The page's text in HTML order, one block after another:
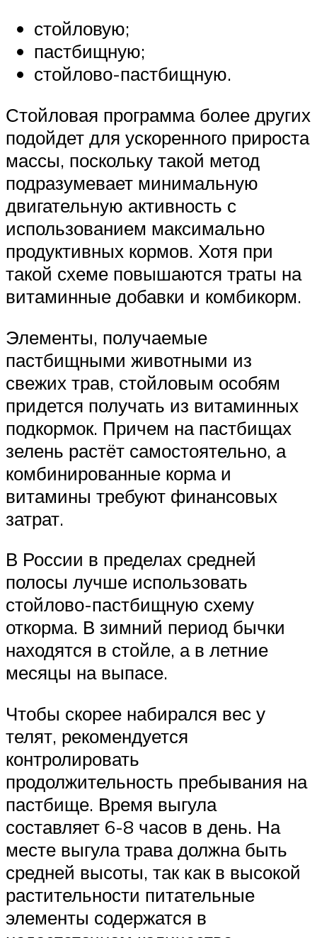
стойловую;
пастбищную;
стойлово-пастбищную.
Стойловая программа более других
подойдет для ускоренного прироста
массы, поскольку такой метод
подразумевает минимальную
двигательную активность с
использованием максимально
продуктивных кормов. Хотя при
такой схеме повышаются траты на
витаминные добавки и комбикорм.
Элементы, получаемые
пастбищными животными из
свежих трав, стойловым особям
придется получать из витаминных
подкормок. Причем на пастбищах
зелень растёт самостоятельно, а
комбинированные корма и
витамины требуют финансовых
затрат.
В России в пределах средней
полосы лучше использовать
стойлово-пастбищную схему
откорма. В зимний период бычки
находятся в стойле, а в летние
месяцы на выпасе.
Чтобы скорее набирался вес у
телят, рекомендуется
контролировать
продолжительность пребывания на
пастбище. Время выгула
составляет 6-8 часов в день. На
месте выгула трава должна быть
средней высоты, так как в высокой
растительности питательные
элементы содержатся в